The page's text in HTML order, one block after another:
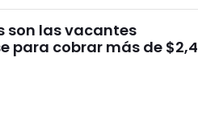
son las vacantes
para cobrar más de $2,4